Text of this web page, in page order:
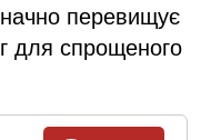
перевищує
для спрощеного